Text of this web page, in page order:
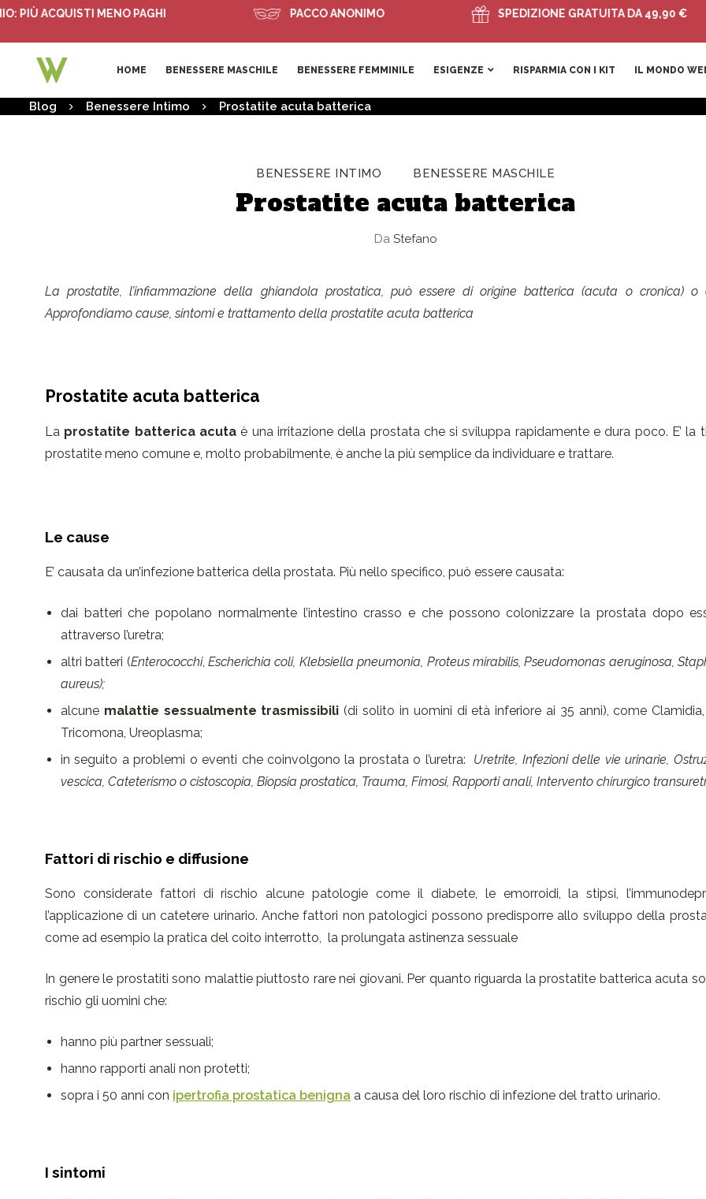
ACQUISTI MENO PAGHI PACCO ANONIMO SPEDIZIONE GRATUITA DA 49,90 €
HOME BENESSERE MASCHILE BENESSERE FEMMINILE ESIGENZE RISPARMIA CON I KIT IL MONDO
Blog Benessere Intimo Prostatite acuta batterica
BENESSERE INTIMO BENESSERE MASCHILE
Prostatite acuta batterica
DaStefano
La prostatite, l’infiammazione della ghiandola prostatica, può essere di origine batterica (acuta o cronica) o
Approfondiamo cause, sintomi e trattamento della prostatite acuta batterica
Prostatite acuta batterica
La prostatite batterica acutaè una irritazione della prostata che si sviluppa rapidamente e dura poco. E’ la
prostatite meno comune e, molto probabilmente, è anche la più semplice da individuare e trattare.
Le cause
E’ causata da un’infezione batterica della prostata. Più nello specifico, può essere causata:
dai batteri che popolano normalmente l’intestino crasso e che possono colonizzare la prostata dopo
attraverso l’uretra;
altri batteri (Enterococchi,Escherichia coli, Klebsiella pneumonia, Proteus mirabilis, Pseudomonas aeruginosa,
aureus);
alcune malattie sessualmente trasmissibili (di solito in uomini di età inferiore ai 35 anni), come Clamidia,
Tricomona, Ureoplasma;
in seguito a problemi o eventi che coinvolgono la prostata o l’uretra: Uretrite, Infezioni delle vie urinarie,
vescica, Cateterismo o cistoscopia, Biopsia prostatica, Trauma, Fimosi, Rapporti anali, Intervento chirurgico
Fattori di rischio e diffusione
Sono considerate fattori di rischio alcune patologie come il diabete, le emorroidi, la stipsi,
l’applicazione di un catetere urinario. Anche fattori non patologici possono predisporre allo sviluppo della
come ad esempio la pratica del coito interrotto, la prolungata astinenza sessuale
In genere le prostatiti sono malattie piuttosto rare nei giovani. Per quanto riguarda la prostatite batterica acuta
rischio gli uomini che:
hanno più partner sessuali;
hanno rapporti anali non protetti;
sopra i 50 anni con ipertrofia prostatica benigna a causa del loro rischio di infezione del tratto urinario.
I sintomi